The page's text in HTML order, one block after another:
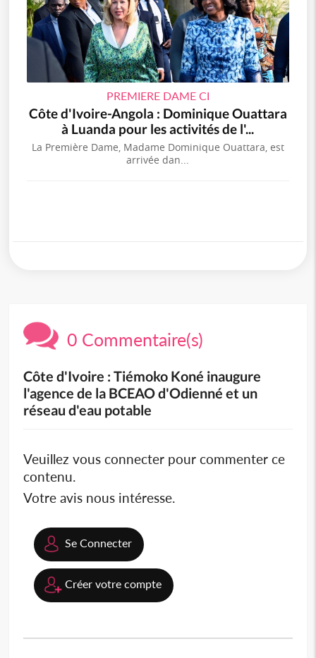
PREMIERE DAME CI
Côte d'Ivoire-Angola : Dominique Ouattara
à Luanda pour les activités de l'...
La Première Dame, Madame Dominique Ouattara, est
arrivée dan...
0 Commentaire(s)
Côte d'Ivoire : Tiémoko Koné inaugure
l'agence de la BCEAO d'Odienné et un
réseau d'eau potable
Veuillez vous connecter pour commenter ce
contenu.
Votre avis nous intéresse.
Se Connecter
Créer votre compte